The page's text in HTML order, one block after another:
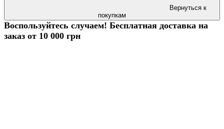
Вернуться к
покупкам
Воспользуйтесь случаем! Бесплатная доставка на
заказ от 10 000 грн